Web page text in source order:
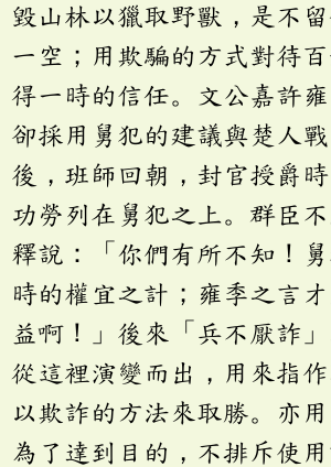
毀山林以獵取野獸，是不
一空；用欺騙的方式對待
得一時的信任。文公嘉許雍
卻採用舅犯的建議與楚人
後，班師回朝，封官授爵
功勞列在舅犯之上。群臣
釋說：「你們有所不知！
時的權宜之計；雍季之言
益啊！」後來「兵不厭詐
從這裡演變而出，用來指
以欺詐的方法來取勝。亦
為了達到目的，不排斥使